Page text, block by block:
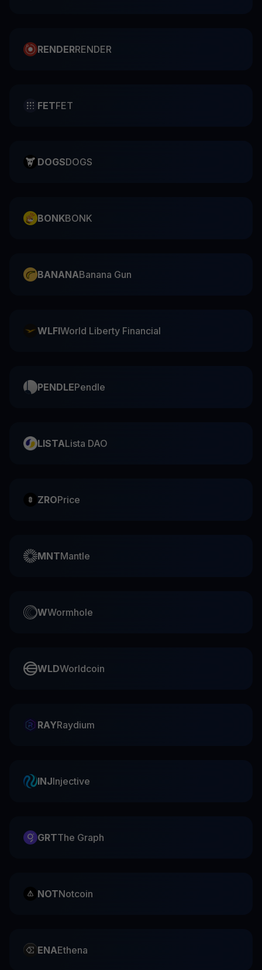
RENDERRENDER
FETFET
DOGSDOGS
BONKBONK
BANANABanana Gun
WLFIWorld Liberty Financial
PENDLEPendle
LISTALista DAO
ZROPrice
MNTMantle
WWormhole
WLDWorldcoin
RAYRaydium
INJInjective
GRTThe Graph
NOTNotcoin
ENAEthena